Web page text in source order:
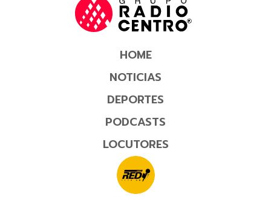
HOME
NOTICIAS
DEPORTES
PODCASTS
LOCUTORES